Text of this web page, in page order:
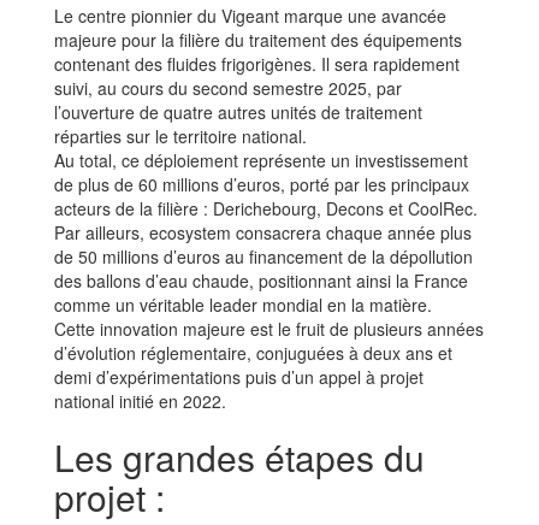
Le centre pionnier du Vigeant marque une avancée
majeure pour la filière du traitement des équipements
contenant des fluides frigorigènes. Il sera rapidement
suivi, au cours du second semestre 2025, par
l’ouverture de quatre autres unités de traitement
réparties sur le territoire national.
Au total, ce déploiement représente un investissement
de plus de 60 millions d’euros, porté par les principaux
acteurs de la filière : Derichebourg, Decons et CoolRec.
Par ailleurs, ecosystem consacrera chaque année plus
de 50 millions d’euros au financement de la dépollution
des ballons d’eau chaude, positionnant ainsi la France
comme un véritable leader mondial en la matière.
Cette innovation majeure est le fruit de plusieurs années
d’évolution réglementaire, conjuguées à deux ans et
demi d’expérimentations puis d’un appel à projet
national initié en 2022.
Les grandes étapes du
projet :